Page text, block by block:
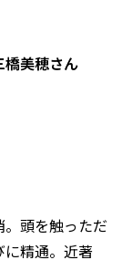
美穂さん
頭を触っただ
に精通。近著